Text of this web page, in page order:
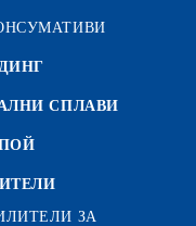
СПЛАВИ
ЗА